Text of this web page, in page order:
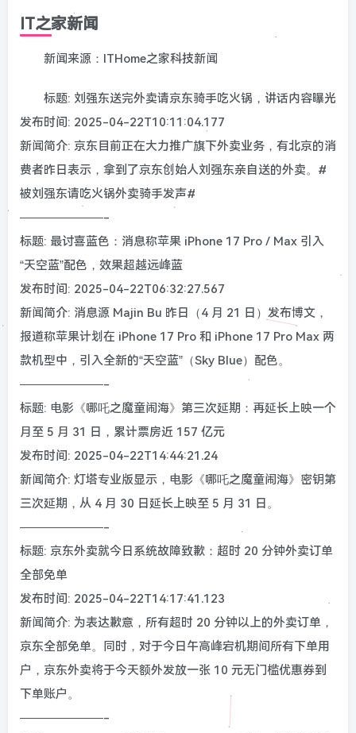
IT之家新闻
新闻来源：ITHome之家科技新闻
标题: 刘强东送完外卖请京东骑手吃火锅，讲话内容曝光
发布时间: 2025-04-22T10:11:04.177
新闻简介: 京东目前正在大力推广旗下外卖业务，有北京的消
费者昨日表示，拿到了京东创始人刘强东亲自送的外卖。#
被刘强东请吃火锅外卖骑手发声#
———————-
标题: 最讨喜蓝色：消息称苹果 iPhone 17 Pro / Max 引入
“天空蓝”配色，效果超越远峰蓝
发布时间: 2025-04-22T06:32:27.567
新闻简介: 消息源 Majin Bu 昨日（4 月 21 日）发布博文，
报道称苹果计划在 iPhone 17 Pro 和 iPhone 17 Pro Max 两
款机型中，引入全新的“天空蓝”（Sky Blue）配色。
———————-
标题: 电影《哪吒之魔童闹海》第三次延期：再延长上映一个
月至 5 月 31 日，累计票房近 157 亿元
发布时间: 2025-04-22T14:44:21.24
新闻简介: 灯塔专业版显示，电影《哪吒之魔童闹海》密钥第
三次延期，从 4 月 30 日延长上映至 5 月 31 日。
———————-
标题: 京东外卖就今日系统故障致歉：超时 20 分钟外卖订单
全部免单
发布时间: 2025-04-22T14:17:41.123
新闻简介: 为表达歉意，所有超时 20 分钟以上的外卖订单，
京东全部免单。同时，对于今日午高峰宕机期间所有下单用
户，京东外卖将于今天额外发放一张 10 元无门槛优惠券到
下单账户。
———————-